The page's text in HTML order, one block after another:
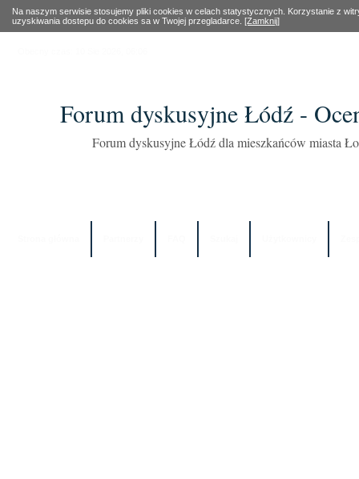
Na naszym serwisie stosujemy pliki cookies w celach statystycznych. Korzystanie z
uzyskiwania dostepu do cookies sa w Twojej przegladarce. [Zamknij]
Forum dyskusyjne Łódź -
Forum dyskusyjne Łódź dla mieszkańców miasta